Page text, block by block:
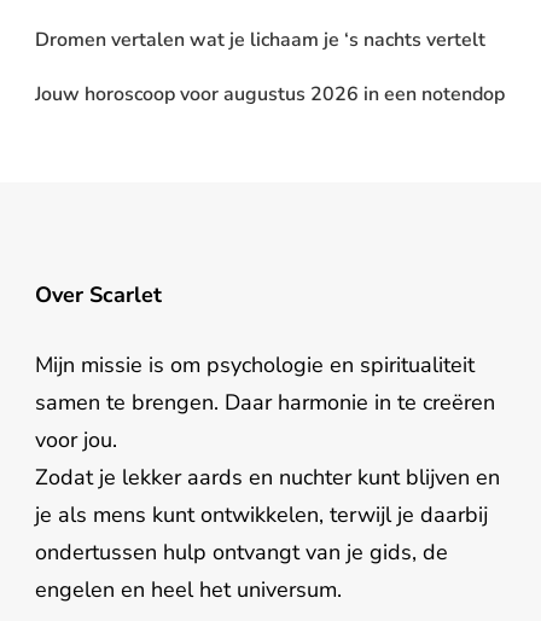
Dromen vertalen wat je lichaam je ‘s nachts vertelt
Jouw horoscoop voor augustus 2026 in een notendop
Over Scarlet
Mijn missie is om psychologie en spiritualiteit
samen te brengen. Daar harmonie in te creëren
voor jou.
Zodat je lekker aards en nuchter kunt blijven en
je als mens kunt ontwikkelen, terwijl je daarbij
ondertussen hulp ontvangt van je gids, de
engelen en heel het universum.